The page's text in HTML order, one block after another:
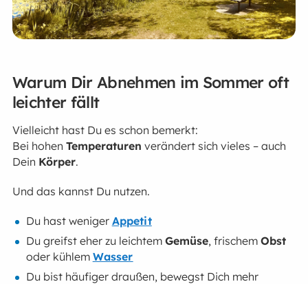
Warum Dir Abnehmen im Sommer oft
leichter fällt
Vielleicht hast Du es schon bemerkt:
Bei hohen Temperaturen verändert sich vieles – auch
Dein Körper.
Und das kannst Du nutzen.
Du hast weniger Appetit
Du greifst eher zu leichtem Gemüse, frischem Obst
oder kühlem Wasser
Du bist häufiger draußen, bewegst Dich mehr